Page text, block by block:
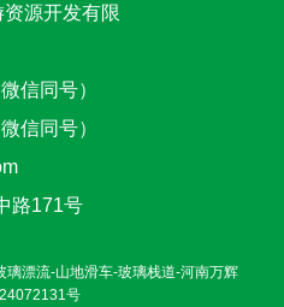
源开发有限
信同号）
信同号）
路171号
璃漂流-山地滑车-玻璃栈道-河南万辉
号